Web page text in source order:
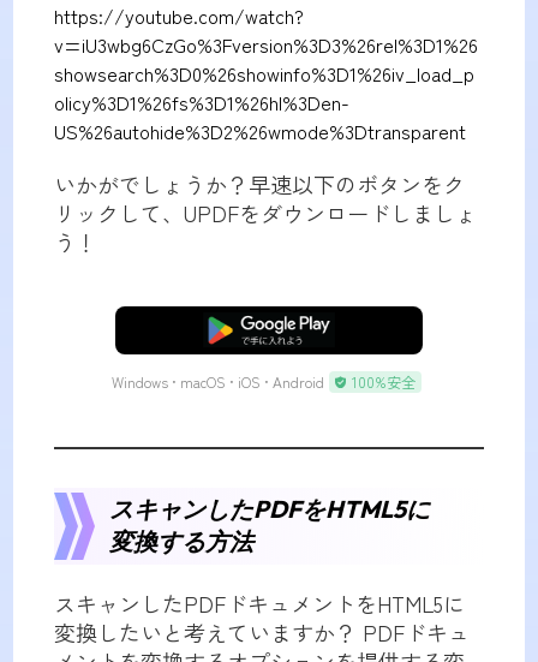
https://youtube.com/watch?
v=iU3wbg6CzGo%3Fversion%3D3%26rel%3D1%26
showsearch%3D0%26showinfo%3D1%26iv_load_p
olicy%3D1%26fs%3D1%26hl%3Den-
US%26autohide%3D2%26wmode%3Dtransparent
いかがでしょうか？早速以下のボタンをク
リックして、UPDFをダウンロードしましょ
う！
無料ダウンロード
Windows • macOS • iOS • Android 100%安全
スキャンしたPDFをHTML5に
変換する方法
スキャンしたPDFドキュメントをHTML5に
変換したいと考えていますか？ PDFドキュ